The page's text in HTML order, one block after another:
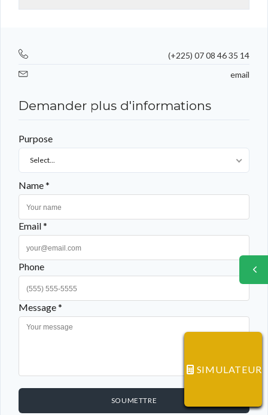
(+225) 07 08 46 35 14
email
Demander plus d'informations
Purpose
Select...
Name *
Email *
Phone
Message *
SOUMETTRE
SIMULATEUR